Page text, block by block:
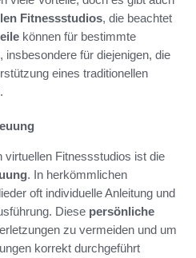
Fitnessstudios, die beachtet
können für bestimmte
insbesondere für diejenigen, die
eines traditionellen
virtuellen Fitnessstudios ist die
. In herkömmlichen
oft individuelle Anleitung und
Diese persönliche
zu vermeiden und um
korrekt durchgeführt